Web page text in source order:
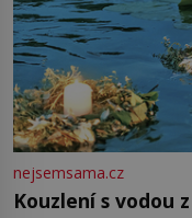
nejsemsama.cz
Kouzlení s vodou